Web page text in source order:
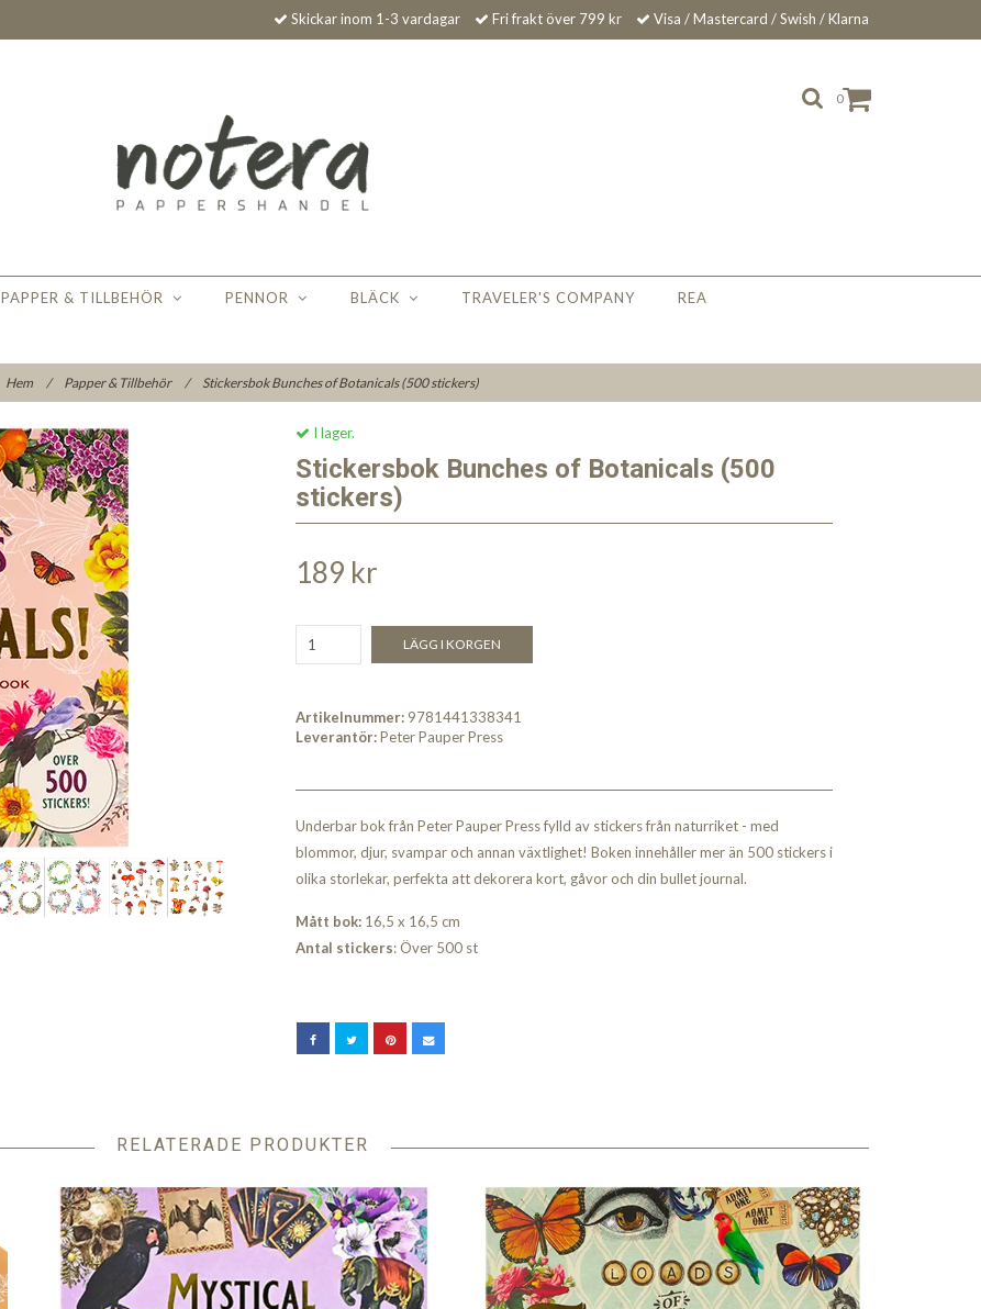
Skickar inom 1-3 vardagar Fri frakt över 799 kr Visa / Mastercard / Swish / Klarna
0
PAPPER & TILLBEHÖR PENNOR BLÄCK TRAVELER'S COMPANY REA
Hem / Papper & Tillbehör / Stickersbok Bunches of Botanicals (500 stickers)
I lager.
Stickersbok Bunches of Botanicals (500
stickers)
189 kr
LÄGG I KORGEN
Artikelnummer: 9781441338341
Leverantör:Peter Pauper Press
Underbar bok från Peter Pauper Press fylld av stickers från naturriket - med
blommor, djur, svampar och annan växtlighet! Boken innehåller mer än 500 stickers i
olika storlekar, perfekta att dekorera kort, gåvor och din bullet journal.
Mått bok: 16,5 x 16,5 cm
Antal stickers: Över 500 st
RELATERADE PRODUKTER